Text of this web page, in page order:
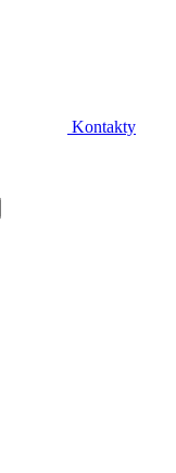
Kontakty